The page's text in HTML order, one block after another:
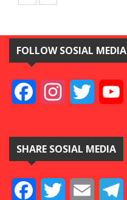
FOLLOW SOSIAL MEDIA
FacebookInstagramTwitter
SHARE SOSIAL MEDIA
FacebookTwitter Email